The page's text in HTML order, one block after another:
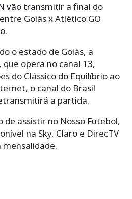
vão transmitir a final do
Goiás x Atlético GO
o estado de Goiás, a
opera no canal 13,
do Clássico do Equilíbrio ao
o canal do Brasil
a partida.
de assistir no Nosso Futebol,
na Sky, Claro e DirecTV
mensalidade.